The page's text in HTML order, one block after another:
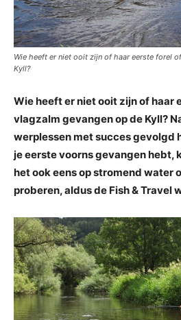
Wie heeft er niet ooit zijn of haar eerste forel
Kyll?
Wie heeft er niet ooit zijn of haar
vlagzalm gevangen op de Kyll?
werplessen met succes gevolgd
je eerste voorns gevangen hebt,
het ook eens op stromend water
proberen, aldus de Fish & Travel